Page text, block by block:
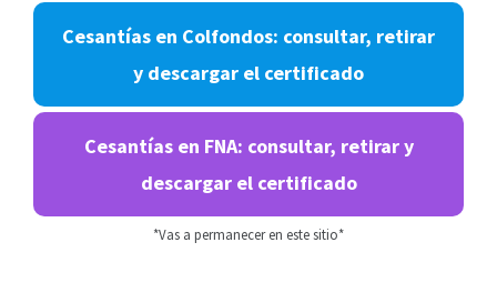
Cesantías en Colfondos: consultar, retirar
y descargar el certificado
Cesantías en FNA: consultar, retirar y
descargar el certificado
*Vas a permanecer en este sitio*